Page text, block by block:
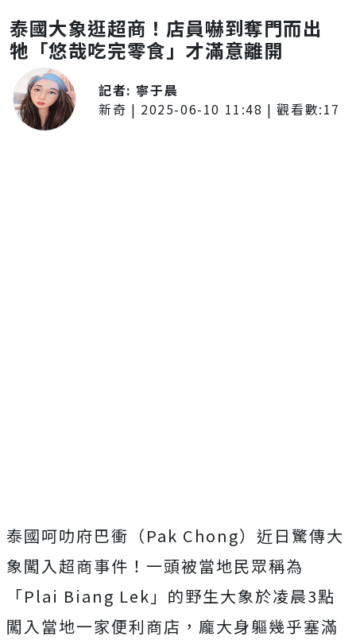
泰國大象逛超商！店員嚇到奪門而出
牠「悠哉吃完零食」才滿意離開
記者: 寧于晨
新奇 | 2025-06-10 11:48 | 觀看數:17
泰國呵叻府巴衝（Pak Chong）近日驚傳大
象闖入超商事件！ 一頭被當地民眾稱為
「Plai Biang Lek」的野生大象於凌晨3點
闖入當地一家便利商店，龐大身軀幾乎塞滿